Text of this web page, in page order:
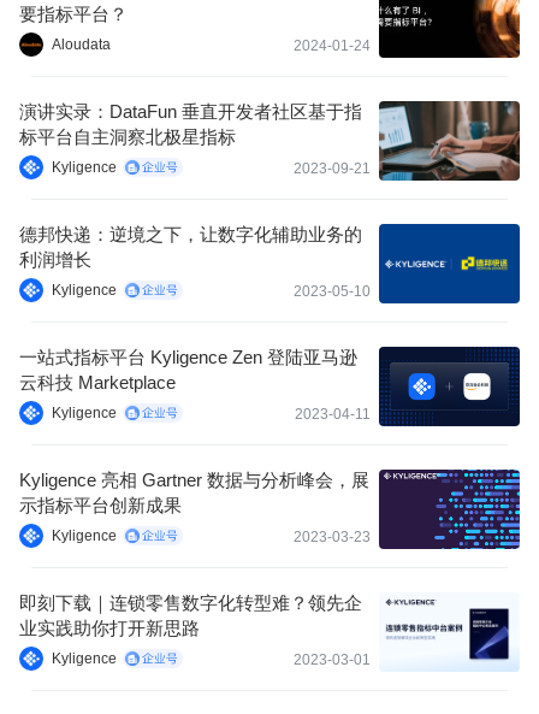
要指标平台？
Aloudata 2024-01-24
演讲实录：DataFun 垂直开发者社区基于指
标平台自主洞察北极星指标
Kyligence 2023-09-21
德邦快递：逆境之下，让数字化辅助业务的
利润增长
Kyligence 2023-05-10
一站式指标平台 Kyligence Zen 登陆亚马逊
云科技 Marketplace
Kyligence 2023-04-11
Kyligence 亮相 Gartner 数据与分析峰会，展
示指标平台创新成果
Kyligence 2023-03-23
即刻下载｜连锁零售数字化转型难？领先企
业实践助你打开新思路
Kyligence 2023-03-01